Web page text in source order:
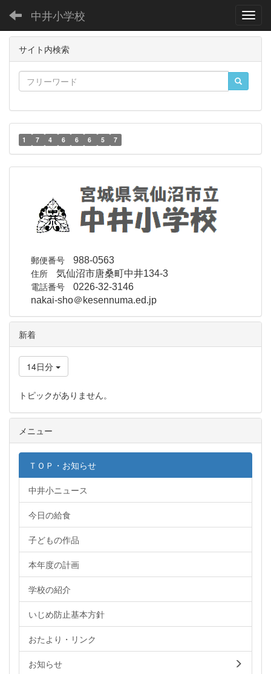
中井小学校
サイト内検索
1 7 4 6 6 6 5 7
郵便番号 988-0563
住所 気仙沼市唐桑町中井134-3
電話番号 0226-32-3146
nakai-sho＠kesennuma.ed.jp
新着
14日分
トピックがありません。
メニュー
ＴＯＰ・お知らせ
中井小ニュース
今日の給食
子どもの作品
本年度の計画
学校の紹介
いじめ防止基本方針
おたより・リンク
お知らせ